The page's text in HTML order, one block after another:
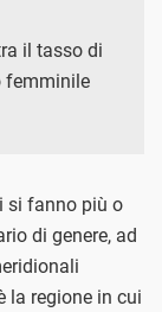
il tasso di
femminile
si fanno più o
di genere, ad
la regione in cui